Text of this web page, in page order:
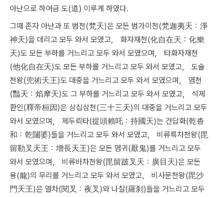
아난으로 하여금 도(道) 이루게 하였다.
그때 존자 아난과 또 범천(梵天)은 모든 범가이천(梵迦夷天：淨
神天)을 데리고 모두 와서 모였고， 화자재천(化自在天：化樂
天)도 모든 부하를 거느리고 모두 와서 모였으며， 타화자재천
(他化自在天)도 모든 부하를 거느리고 모두 와서 모였고， 도술
천왕(兜術天王)도 대중을 거느리고 모두 와서 모였으며， 염천
(豔天：焰摩天)도 그 부하를 거느리고 모두 와서 모였고， 석제
환인(釋帝桓因)은 삼십삼천(三十三天)의 대중을 거느리고 모두
와서 모였으며， 제두뢰타(提頭賴吒：持國天)는 건답화(乾沓
和：乾闥婆)들을 거느리고 모두 와서 모였고， 비류륵차천왕(毘
留勒叉天王：增長天王)은 모든 염귀(厭鬼)를 거느리고 모두
와서 모였으며， 비류바차천왕(毘留跛叉天：廣目天)은 모든
용(龍)의 무리를 거느리고 모두 와서 모였고， 비사문천왕(毘沙
門天王)은 열차(閱叉：夜叉)와 나찰(羅刹)들을 거느리고 모두